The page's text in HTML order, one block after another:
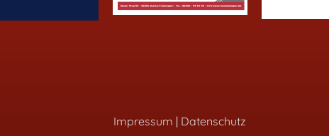
Impressum | Datenschutz